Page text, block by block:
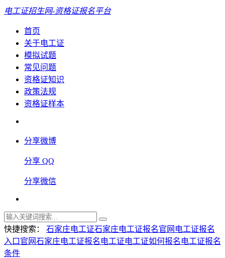
电工证招生网-资格证报名平台
首页
关于电工证
模拟试题
常见问题
资格证知识
政策法规
资格证样本
分享微博
分享 QQ
分享微信
快捷搜索： 石家庄电工证石家庄电工证报名官网 电工证报名
入口官网石家庄电工证报名 电工证电工证如何报名 电工证报名
条件